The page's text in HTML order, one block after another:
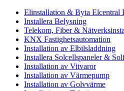
Elinstallation & Byta Elcentral
Installera Belysning
Telekom, Fiber &
KNX Fastighetsautomation
Installation av Elbilsladdning
Installera Solcellspaneler &
Installation av Vitvaror
Installation av Värmepump
Installation av Golvvärme